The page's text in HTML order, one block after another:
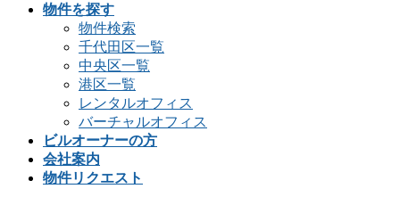
物件を探す
物件検索
千代田区一覧
中央区一覧
港区一覧
レンタルオフィス
バーチャルオフィス
ビルオーナーの方
会社案内
物件リクエスト